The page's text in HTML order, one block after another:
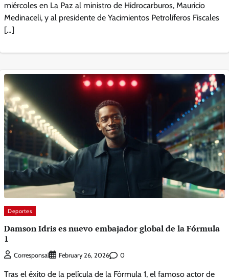
miércoles en La Paz al ministro de Hidrocarburos, Mauricio
Medinaceli, y al presidente de Yacimientos Petrolíferos Fiscales
[…]
Deportes
Damson Idris es nuevo embajador global de la Fórmula
1
Corresponsal February 26, 2026 0
Tras el éxito de la película de la Fórmula 1, el famoso actor de